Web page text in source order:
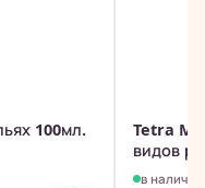
100мл.
Tetra
видов
в наличии